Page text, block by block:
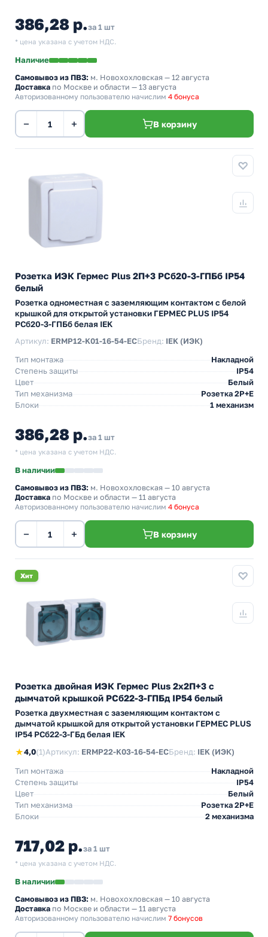
386,28 р.за 1 шт
* цена указана с учетом НДС.
Наличие
Самовывоз из ПВЗ: м. Новохохловская — 12 августа
Доставка по Москве и области — 13 августа
Авторизованному пользователю начислим 4 бонуса
− + В корзину
Розетка ИЭК Гермес Plus 2П+3 РСб20-3-ГПБб IP54
белый
Розетка одноместная с заземляющим контактом с белой
крышкой для открытой установки ГЕРМЕС PLUS IP54
РСб20-3-ГПБб белая IEK
Артикул: ERMP12-K01-16-54-ECБренд: IEK (ИЭК)
Тип монтажа
Накладной
Степень защиты
IP54
Цвет
Белый
Тип механизма
Розетка 2Р+Е
Блоки
1 механизм
386,28 р.за 1 шт
* цена указана с учетом НДС.
В наличии
Самовывоз из ПВЗ: м. Новохохловская — 10 августа
Доставка по Москве и области — 11 августа
Авторизованному пользователю начислим 4 бонуса
− + В корзину
Хит
Розетка двойная ИЭК Гермес Plus 2х2П+3 с
дымчатой крышкой РСб22-3-ГПБд IP54 белый
Розетка двухместная с заземляющим контактом с
дымчатой крышкой для открытой установки ГЕРМЕС PLUS
IP54 РСб22-3-ГБд белая IEK
★4,0(1)Артикул: ERMP22-K03-16-54-ECБренд: IEK (ИЭК)
Тип монтажа
Накладной
Степень защиты
IP54
Цвет
Белый
Тип механизма
Розетка 2Р+Е
Блоки
2 механизма
717,02 р.за 1 шт
* цена указана с учетом НДС.
В наличии
Самовывоз из ПВЗ: м. Новохохловская — 10 августа
Доставка по Москве и области — 11 августа
Авторизованному пользователю начислим 7 бонусов